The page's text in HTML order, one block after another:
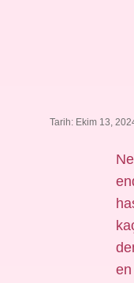
Tarih: Ekim 13,
en